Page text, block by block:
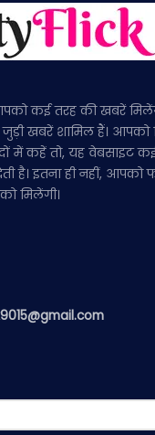
कई तरह की खबरें
खबरें शामिल हैं। आपको
में कहें तो, यह वेबसाइट
है। इतना ही नहीं,
मिलेंगी।